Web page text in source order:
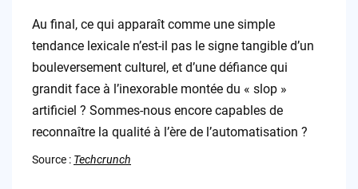
Au final, ce qui apparaît comme une simple
tendance lexicale n’est-il pas le signe tangible d’un
bouleversement culturel, et d’une défiance qui
grandit face à l’inexorable montée du « slop »
artificiel ? Sommes-nous encore capables de
reconnaître la qualité à l’ère de l’automatisation ?
Source : Techcrunch